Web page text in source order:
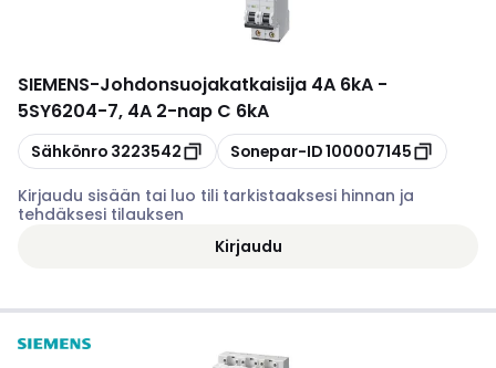
SIEMENS-Johdonsuojakatkaisija 4A 6kA -
5SY6204-7, 4A 2-nap C 6kA
Kopioi
Sähkönro 3223542 Kopioi
Sonepar-ID100007145
Kirjaudu sisään tai luo tili tarkistaaksesi hinnan ja
tehdäksesi tilauksen
Kirjaudu